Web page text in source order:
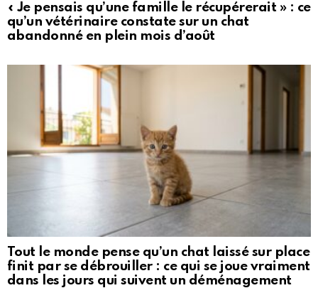
« Je pensais qu’une famille le récupérerait » : ce
qu’un vétérinaire constate sur un chat
abandonné en plein mois d’août
Tout le monde pense qu’un chat laissé sur place
finit par se débrouiller : ce qui se joue vraiment
dans les jours qui suivent un déménagement